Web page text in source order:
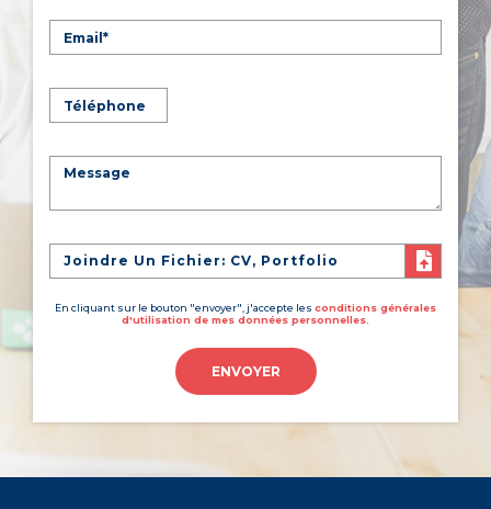
Joindre Un Fichier: CV, Portfolio
En cliquant sur le bouton "envoyer", j'accepte les conditions générales
d'utilisation de mes données personnelles.
ENVOYER